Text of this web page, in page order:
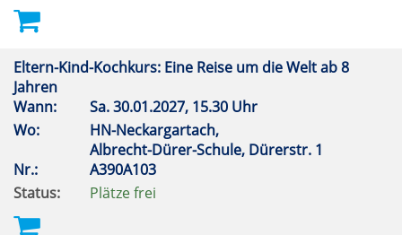
Eltern-Kind-Kochkurs: Eine Reise um die Welt ab 8
Jahren
Wann:
Sa.30.01.2027, 15.30 Uhr
Wo:
HN-Neckargartach,
Albrecht-Dürer-Schule, Dürerstr. 1
Nr.:
A390A103
Status:
Plätze frei